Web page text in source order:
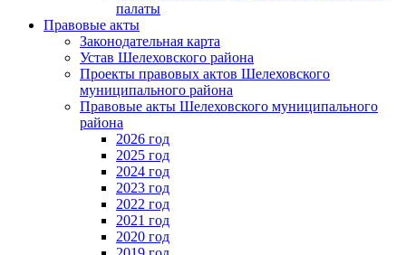
палаты
Правовые акты
Законодательная карта
Устав Шелеховского района
Проекты правовых актов Шелеховского
муниципального района
Правовые акты Шелеховского муниципального
района
2026 год
2025 год
2024 год
2023 год
2022 год
2021 год
2020 год